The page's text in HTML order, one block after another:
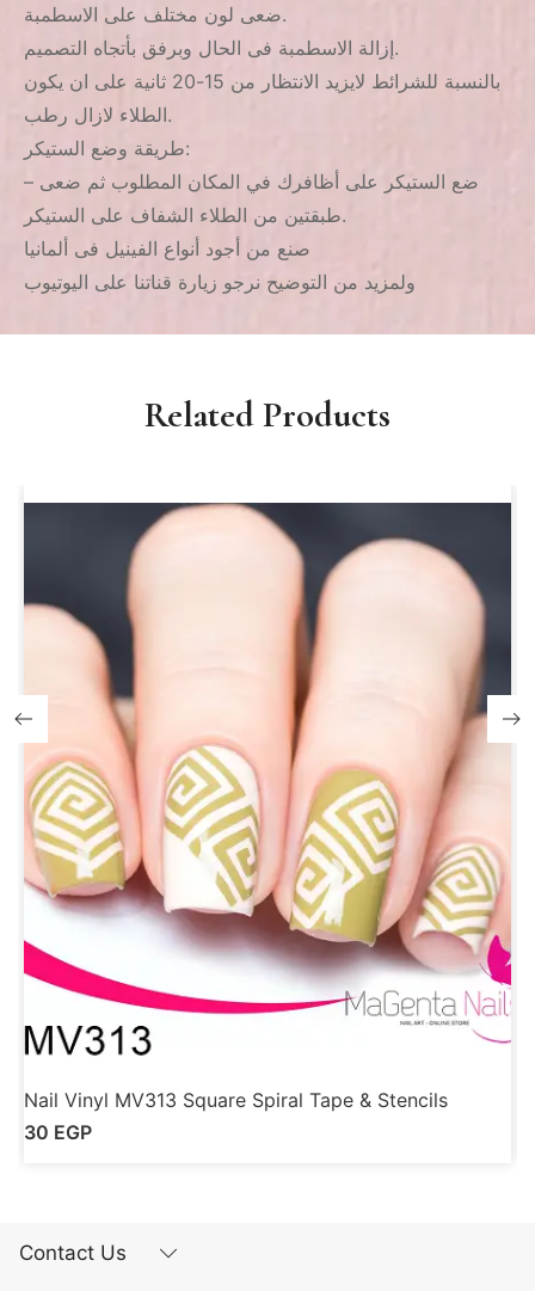
ضعى لون مختلف على الاسطمبة.
إزالة الاسطمبة فى الحال وبرفق بأتجاه التصميم.
بالنسبة للشرائط لايزيد الانتظار من 15-20 ثانية على ان يكون
الطلاء لازال رطب.
طريقة وضع الستيكر:
– ضع الستيكر على أظافرك في المكان المطلوب ثم ضعى
طبقتين من الطلاء الشفاف على الستيكر.
صنع من أجود أنواع الفينيل فى ألمانيا
ولمزيد من التوضيح نرجو زيارة قناتنا على اليوتيوب
Related Products
Nail Vinyl MV313 Square Spiral Tape & Stencils
30 EGP
Contact Us